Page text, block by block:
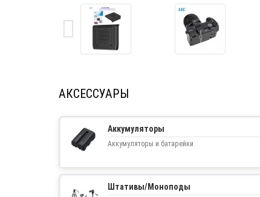
АКСЕССУАРЫ
Аккумуляторы
Аккумуляторы и батарейки
Штативы/Моноподы